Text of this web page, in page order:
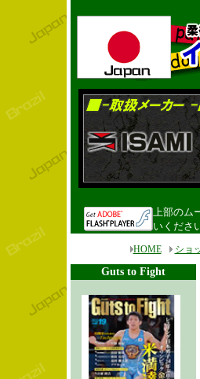
上部のム
いくださ
HOME ショ
Guts to Fight